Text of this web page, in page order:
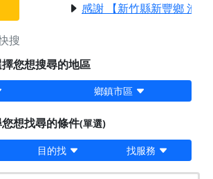
感謝 【新竹縣新豐鄉 池
搜
您想搜尋的地區
鄉鎮市區
想找尋的條件(單選)
目的找 找服務